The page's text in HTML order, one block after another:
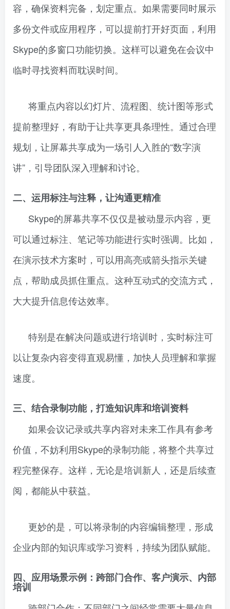
容，确保资料完备，划定重点。如果需要同时展示
多份文件或应用程序，可以提前打开好页面，利用
Skype的多窗口功能切换。这样可以避免在会议中
临时寻找资料而耽误时间。
将重点内容以幻灯片、流程图、统计图等形式
提前整理好，有助于让共享更具条理性。通过合理
规划，让屏幕共享成为一场引人入胜的“数字演
讲”，引导团队深入理解和讨论。
二、运用标注与注释，让沟通更精准
Skype的屏幕共享不仅仅是被动显示内容，更
可以通过标注、笔记等功能进行实时强调。比如，
在演示技术方案时，可以用高亮或箭头指示关键
点，帮助成员抓住重点。这种互动式的交流方式，
大大提升信息传达效率。
特别是在解决问题或进行培训时，实时标注可
以让复杂内容变得直观易懂，加快人员理解和掌握
速度。
三、结合录制功能，打造知识库和培训资料
如果会议记录或共享内容对未来工作具有参考
价值，不妨利用Skype的录制功能，将整个共享过
程完整保存。这样，无论是培训新人，还是后续查
阅，都能从中获益。
更妙的是，可以将录制的内容编辑整理，形成
企业内部的知识库或学习资料，持续为团队赋能。
四、应用场景示例：跨部门合作、客户演示、内部
培训